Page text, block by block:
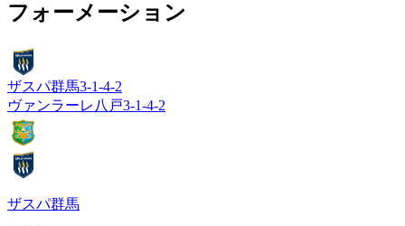
フォーメーション
ザスパ群馬3-1-4-2
ヴァンラーレ八戸3-1-4-2
ザスパ群馬